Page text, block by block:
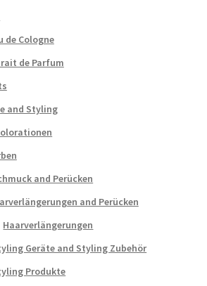
de Cologne
de Parfum
and Styling
and Perücken
and Perücken
Haarverlängerungen
Geräte and Styling Zubehör
Produkte